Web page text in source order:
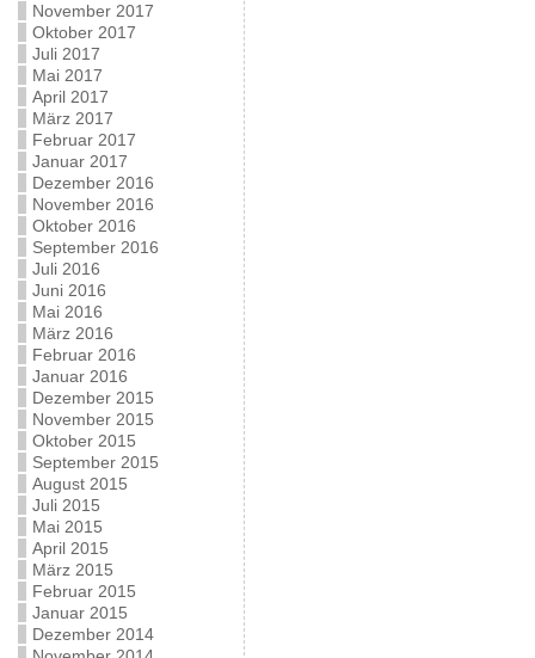
November 2017
Oktober 2017
Juli 2017
Mai 2017
April 2017
März 2017
Februar 2017
Januar 2017
Dezember 2016
November 2016
Oktober 2016
September 2016
Juli 2016
Juni 2016
Mai 2016
März 2016
Februar 2016
Januar 2016
Dezember 2015
November 2015
Oktober 2015
September 2015
August 2015
Juli 2015
Mai 2015
April 2015
März 2015
Februar 2015
Januar 2015
Dezember 2014